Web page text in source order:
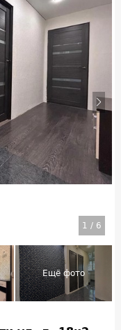
1 / 6